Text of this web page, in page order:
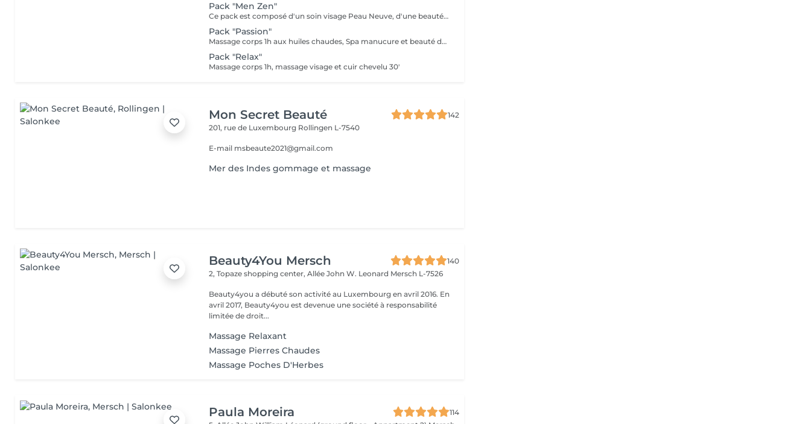
Pack "Men Zen"
Ce pack est composé d'un soin visage Peau Neuve, d'une beauté des pieds et d'un massage "Escale à Marrakech" (1h de massage) déconnection et expérience sensorielle Pour récupérer un homme zen :-)
Pack "Passion"
Massage corps 1h aux huiles chaudes, Spa manucure et beauté des pieds + bain de paraffine
Pack "Relax"
Massage corps 1h, massage visage et cuir chevelu 30'
Mon Secret Beauté
142
201, rue de Luxembourg Rollingen L-7540
E-mail msbeaute2021@gmail.com
Mer des Indes gommage et massage
Beauty4You Mersch
140
2, Topaze shopping center, Allée John W. Leonard Mersch L-7526
Beauty4you a débuté son activité au Luxembourg en avril 2016. En
avril 2017, Beauty4you est devenue une société à responsabilité
limitée de droit...
Massage Relaxant
Massage Pierres Chaudes
Massage Poches D'Herbes
Paula Moreira
114